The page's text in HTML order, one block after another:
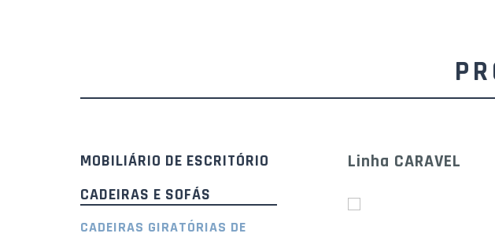
MOBILIÁRIO DE ESCRITÓRIO
CADEIRAS E SOFÁS
CADEIRAS GIRATÓRIAS DE
Linha CARAVEL